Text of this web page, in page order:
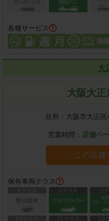
各種サービス
大
大阪大正
住所： 大阪市大正
営業時間： 店舗ペ
この店舗
保有車両クラス